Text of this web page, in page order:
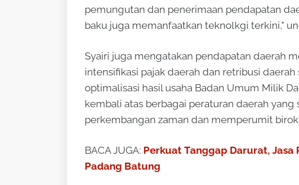
pemungutan dan penerimaan pendapatan
baku juga memanfaatkan teknolkgi terkini,"
Syairi juga mengatakan pendapatan daerah
intensifikasi pajak daerah dan retribusi
optimalisasi hasil usaha Badan Umum Milik
kembali atas berbagai peraturan daerah
perkembangan zaman dan memperumit
BACA JUGA: Perkuat Tanggap Darurat, Jasa
Padang Batung